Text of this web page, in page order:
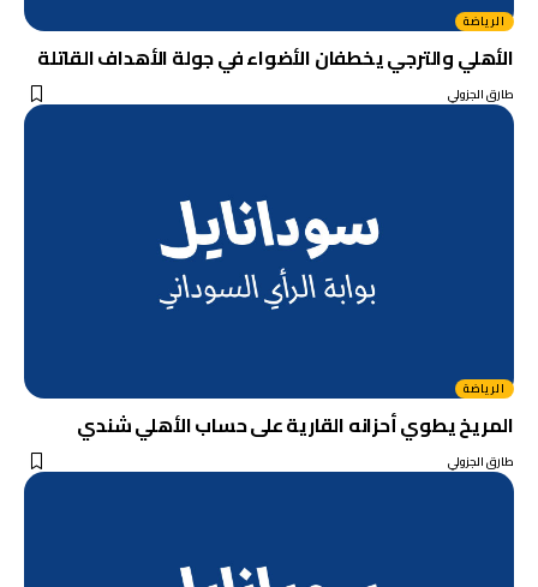
الرياضة
الأهلي والترجي يخطفان الأضواء في جولة الأهداف القاتلة
طارق الجزولي
الرياضة
المريخ يطوي أحزانه القارية على حساب الأهلي شندي
طارق الجزولي